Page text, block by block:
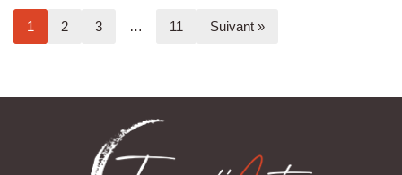
1 2 3 … 11 Suivant »